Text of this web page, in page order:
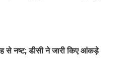
से नष्ट; डीसी ने जारी किए आंकड़े